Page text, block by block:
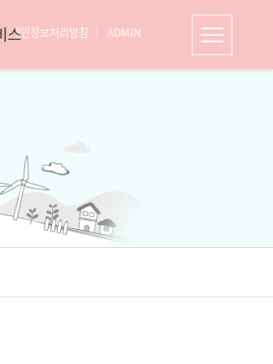
개인정보처리방침 ADMIN
스